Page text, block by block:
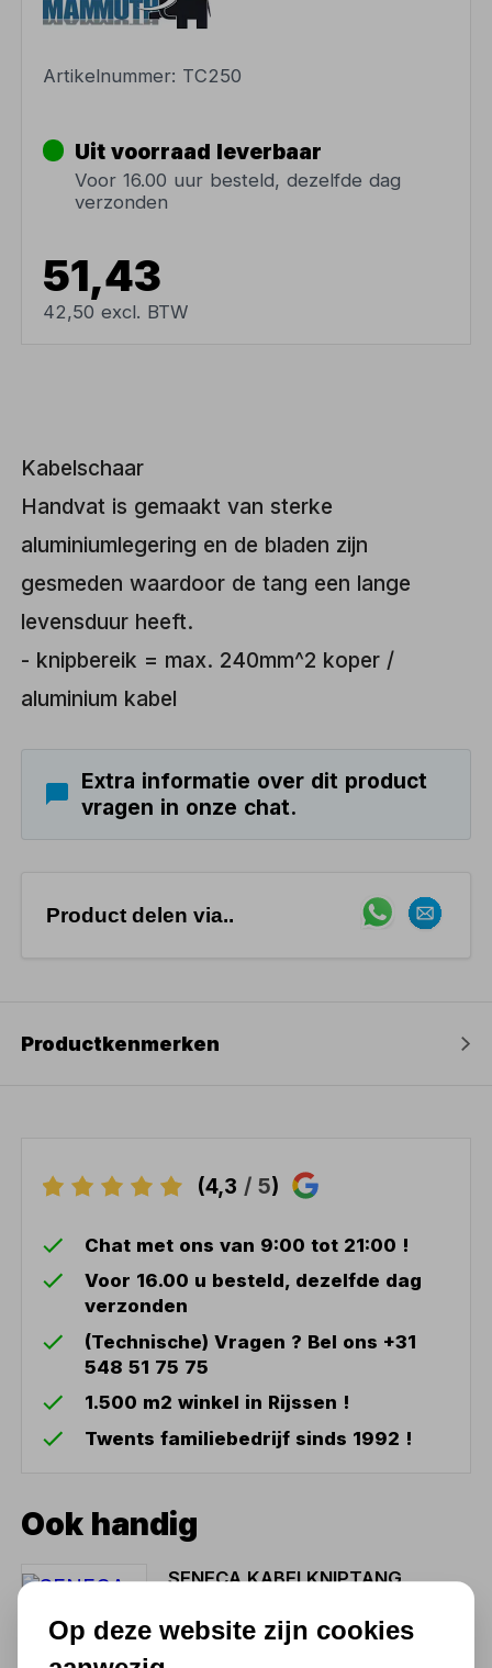
Artikelnummer: TC250
Uit voorraad leverbaar
Voor 16.00 uur besteld, dezelfde dag
verzonden
51,43
42,50 excl. BTW
Kabelschaar
Handvat is gemaakt van sterke
aluminiumlegering en de bladen zijn
gesmeden waardoor de tang een lange
levensduur heeft.
- knipbereik = max. 240mm^2 koper /
aluminium kabel
Extra informatie over dit product
vragen in onze chat.
Product delen via..
Productkenmerken
(4,3 / 5)
Chat met ons van 9:00 tot 21:00 !
Voor 16.00 u besteld, dezelfde dag
verzonden
(Technische) Vragen ? Bel ons +31
548 51 75 75
1.500 m2 winkel in Rijssen !
Twents familiebedrijf sinds 1992 !
Ook handig
SENECA KABELKNIPTANG
19,97
Op deze website zijn cookies